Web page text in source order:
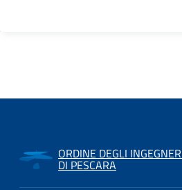
ORDINE DEGLI
DI PESCARA